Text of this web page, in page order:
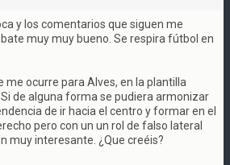
y los comentarios que siguen me
muy muy bueno. Se respira fútbol en
me ocurre para Alves, en la plantilla
de alguna forma se pudiera armonizar
de ir hacia el centro y formar en el
pero con un un rol de falso lateral
muy interesante. ¿Que creéis?